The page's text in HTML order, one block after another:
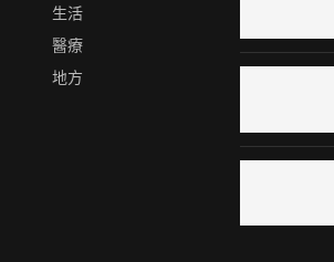
生活
醫療
地方